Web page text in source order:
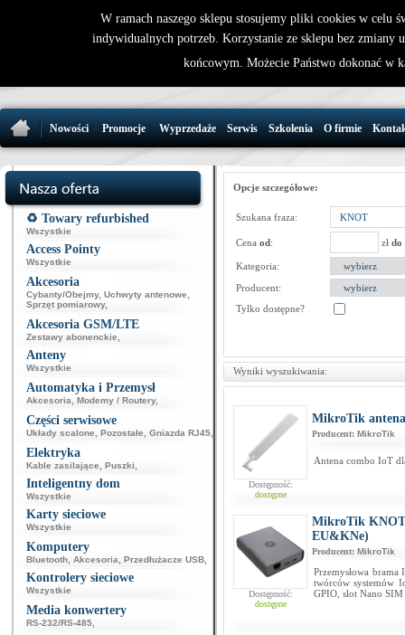
32 721 86
Nowości Promocje Wyprzedaże Serwis Szkolenia O firmie
♻️ Towary refurbished
Wszystkie
Access Pointy
Wszystkie
Akcesoria
Cybanty/Obejmy, Uchwyty antenowe
Sprzęt pomiarowy,
Akcesoria GSM/LTE
Zestawy abonenckie
Anteny
Wszystkie
Automatyka i Przemysł
Akcesoria Modemy / Routery,
Części serwisowe
Układy scalone Pozostałe Gniazda RJ45
Elektryka
Kable zasilające Puszki
Inteligentny dom
Wszystkie
Karty sieciowe
Wszystkie
Komputery
Bluetooth Akcesoria Przedłużacze USB
Kontrolery sieciowe
Wszystkie
Media konwertery
RS-232/RS-485
Opcje szczegółowe:
Szukana fraza:
Cena od: zł do
Kategoria:
Producent:
Tylko dostępne?
Wyniki wyszukiwania:
Dostępność:
dostępne
MikroTik
Producent: MikroTik
Antena combo IoT
Dostępność:
dostępne
MikroTik KNOT
EU&KNe)
Producent: MikroTik
Przemysłowa
twórców systemów
GPIO, slot Nano
W ramach naszego sklepu stosujemy pliki cookies w celu
indywidualnych potrzeb. Korzystanie ze sklepu bez zmiany
końcowym. Możecie Państwo dokonać w